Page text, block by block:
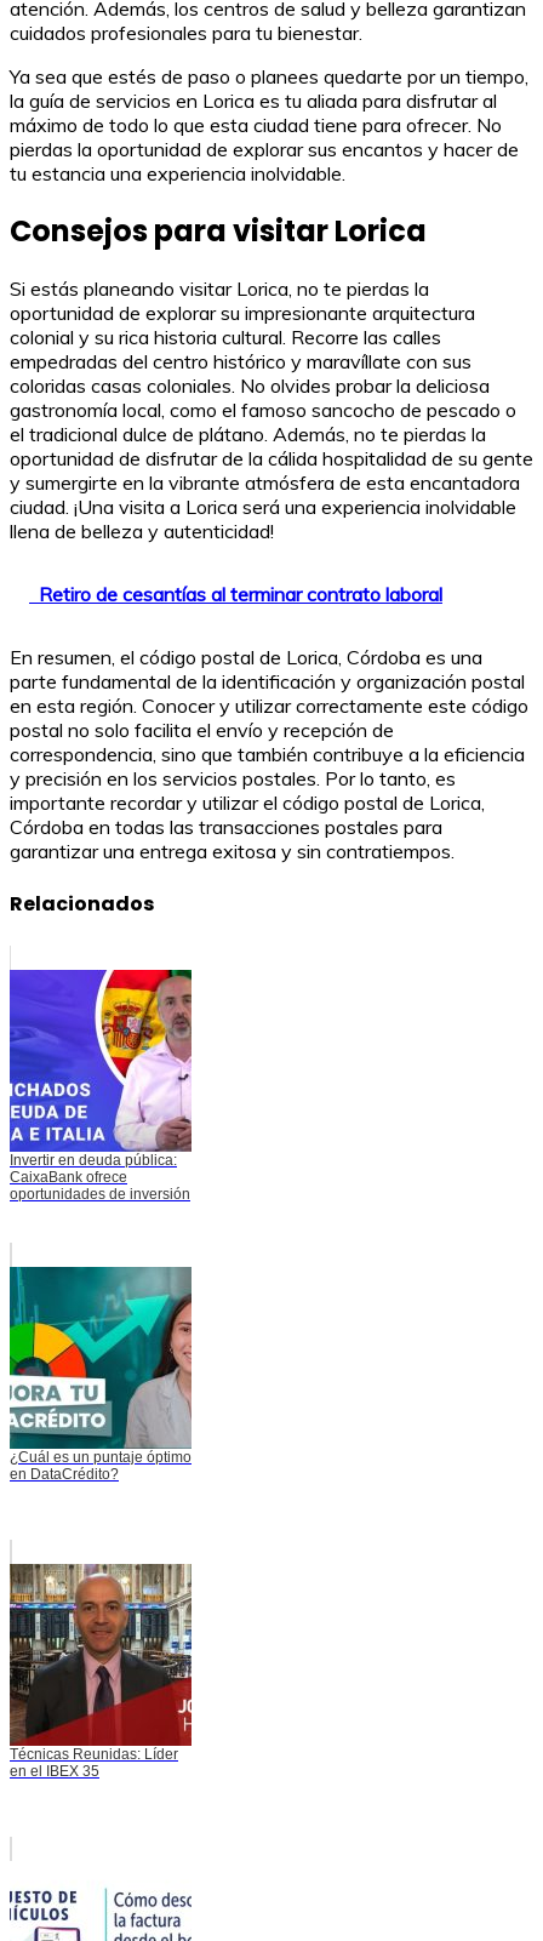
atención. Además, los centros de salud y belleza garantizan
cuidados profesionales para tu bienestar.
Ya sea que estés de paso o planees quedarte por un tiempo,
la guía de servicios en Lorica es tu aliada para disfrutar al
máximo de todo lo que esta ciudad tiene para ofrecer. No
pierdas la oportunidad de explorar sus encantos y hacer de
tu estancia una experiencia inolvidable.
Consejos para visitar Lorica
Si estás planeando visitar Lorica, no te pierdas la
oportunidad de explorar su impresionante arquitectura
colonial y su rica historia cultural. Recorre las calles
empedradas del centro histórico y maravíllate con sus
coloridas casas coloniales. No olvides probar la deliciosa
gastronomía local, como el famoso sancocho de pescado o
el tradicional dulce de plátano. Además, no te pierdas la
oportunidad de disfrutar de la cálida hospitalidad de su gente
y sumergirte en la vibrante atmósfera de esta encantadora
ciudad. ¡Una visita a Lorica será una experiencia inolvidable
llena de belleza y autenticidad!
Retiro de cesantías al terminar contrato laboral
En resumen, el código postal de Lorica, Córdoba es una
parte fundamental de la identificación y organización postal
en esta región. Conocer y utilizar correctamente este código
postal no solo facilita el envío y recepción de
correspondencia, sino que también contribuye a la eficiencia
y precisión en los servicios postales. Por lo tanto, es
importante recordar y utilizar el código postal de Lorica,
Córdoba en todas las transacciones postales para
garantizar una entrega exitosa y sin contratiempos.
Relacionados
Invertir en deuda pública:
CaixaBank ofrece
oportunidades de inversión
¿Cuál es un puntaje óptimo
en DataCrédito?
Técnicas Reunidas: Líder
en el IBEX 35